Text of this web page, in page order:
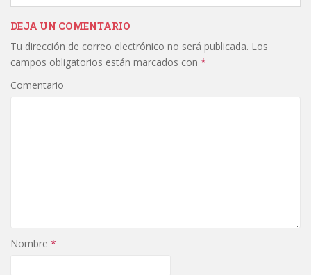
DEJA UN COMENTARIO
Tu dirección de correo electrónico no será publicada. Los
campos obligatorios están marcados con *
Comentario
Nombre *